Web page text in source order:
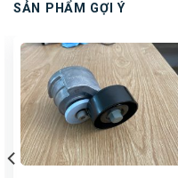
SẢN PHẨM GỢI Ý